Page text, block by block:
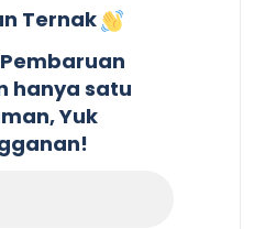
Ternak
hanya satu
Yuk